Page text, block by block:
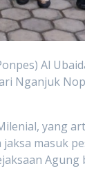
Al
Nganjuk
yang
masuk